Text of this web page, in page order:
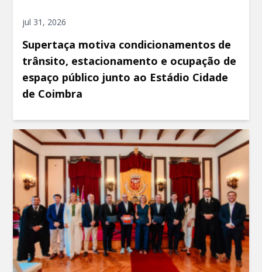
jul 31, 2026
Supertaça motiva condicionamentos de
trânsito, estacionamento e ocupação de
espaço público junto ao Estádio Cidade
de Coimbra